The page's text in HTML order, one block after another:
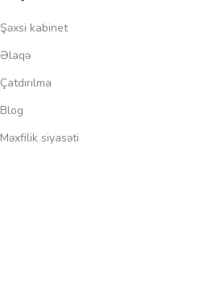
Şəxsi kabinet
Əlaqə
Çatdırılma
Blog
Məxfilik siyasəti